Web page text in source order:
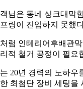
님은 동네 싱크대막
링이 진입하지 못했
럼 인테리어후배관
적 철거 공정이 필요
20년 경력의 노하우
최첨단 장비 세팅을